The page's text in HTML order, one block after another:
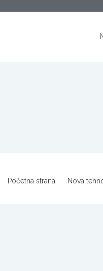
Početna strana Nova